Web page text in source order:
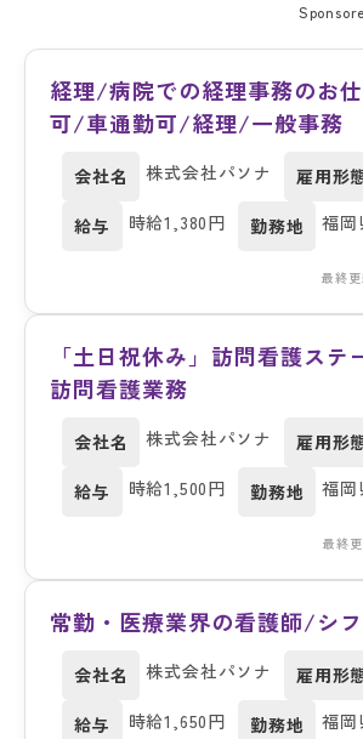
経理/病院での経理事務のお
可/車通勤可/経理/一般事務
会社名 株式会社パソナ 雇用形
給与 時給1,380円 勤務地 福岡
最終更
「土日祝休み」訪問看護ステ
訪問看護業務
会社名 株式会社パソナ 雇用形
給与 時給1,500円 勤務地 福岡
最終
常勤・医療業界の看護師/シ
会社名 株式会社パソナ 雇用形
給与 時給1,650円 勤務地 福岡